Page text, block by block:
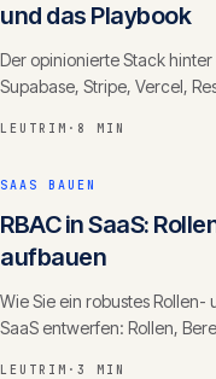
und das Playbook
Der opinionierte Stack
Supabase, Stripe, Vercel,
LEUTRIM · 8 MIN
SAAS BAUEN
RBAC in SaaS:
aufbauen
Wie Sie ein robustes
SaaS entwerfen: Rollen,
LEUTRIM · 3 MIN